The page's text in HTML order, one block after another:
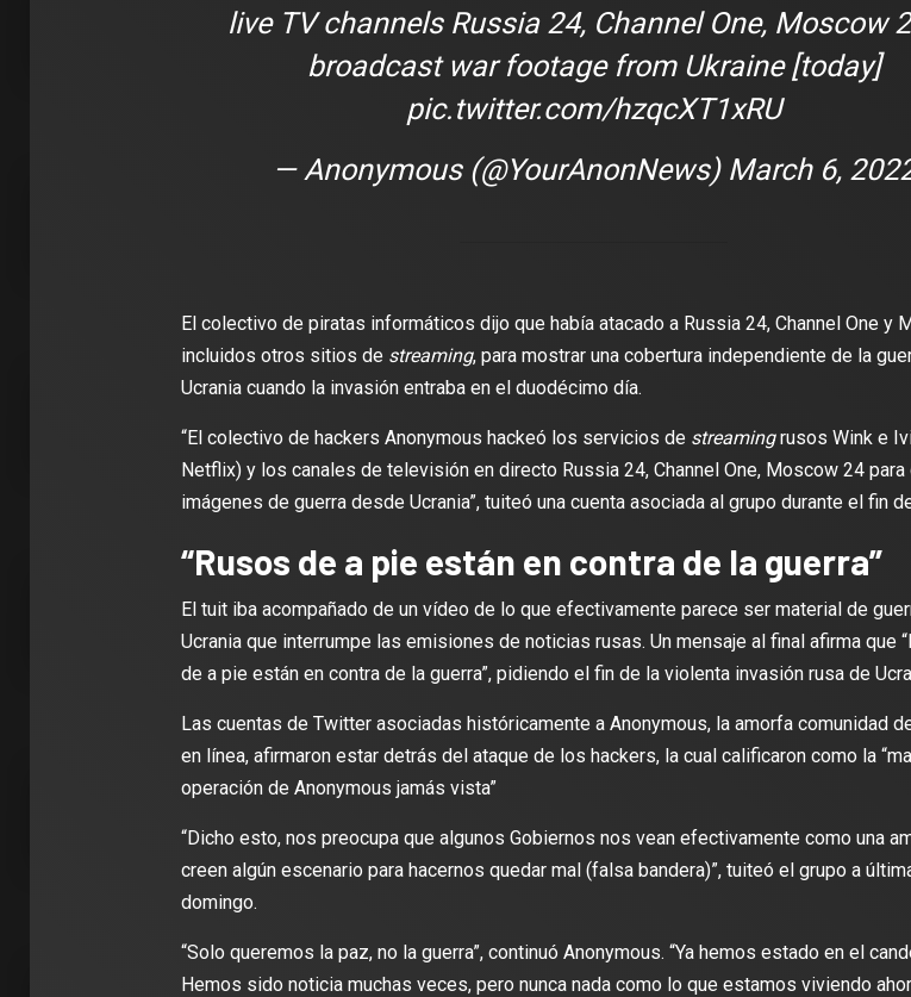
live TV channels Russia 24, Channel One, Moscow
broadcast war footage from Ukraine [today]
pic.twitter.com/hzqcXT1xRU
— Anonymous (@YourAnonNews) March 6,
El colectivo de piratas informáticos dijo que había atacado a Russia 24, Channel One y
incluidos otros sitios de streaming, para mostrar una cobertura independiente de la
Ucrania cuando la invasión entraba en el duodécimo día.
“El colectivo de hackers Anonymous hackeó los servicios de streamingrusos Wink e
Netflix) y los canales de televisión en directo Russia 24, Channel One, Moscow 24
imágenes de guerra desde Ucrania”, tuiteó una cuenta asociada al grupo durante el fin
“Rusos de a pie están en contra de la guerra”
El tuit iba acompañado de un vídeo de lo que efectivamente parece ser material de
Ucrania que interrumpe las emisiones de noticias rusas. Un mensaje al final afirma que
de a pie están en contra de la guerra”, pidiendo el fin de la violenta invasión rusa de
Las cuentas de Twitter asociadas históricamente a Anonymous, la amorfa comunidad
en línea, afirmaron estar detrás del ataque de los hackers, la cual calificaron como la
operación de Anonymous jamás vista”
“Dicho esto, nos preocupa que algunos Gobiernos nos vean efectivamente como una
creen algún escenario para hacernos quedar mal (falsa bandera)”, tuiteó el grupo a
domingo.
“Solo queremos la paz, no la guerra”, continuó Anonymous. “Ya hemos estado en el
Hemos sido noticia muchas veces, pero nunca nada como lo que estamos viviendo
2 min de lectura
James Rodríguez se une al Club
León: ‘Vengo a aportar con calidad y
con la ilusión de jugar el Mundial de
2 min de
DEPORTES
Travis
para el